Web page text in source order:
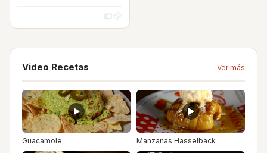
Video Recetas Ver más
Guacamole Manzanas Hasselback